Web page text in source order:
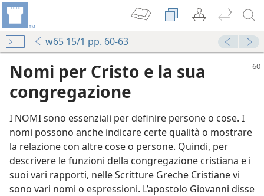
w65 15/1 pp. 60-63
Nomi per Cristo e la sua
congregazione
I NOMI sono essenziali per definire persone o cose. I
nomi possono anche indicare certe qualità o mostrare
la relazione con altre cose o persone. Quindi, per
descrivere le funzioni della congregazione cristiana e i
suoi vari rapporti, nelle Scritture Greche Cristiane vi
sono vari nomi o espressioni. L’apostolo Giovanni disse